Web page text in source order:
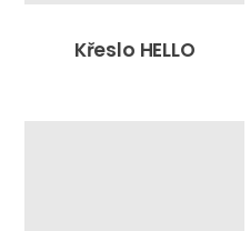
Křeslo HELLO